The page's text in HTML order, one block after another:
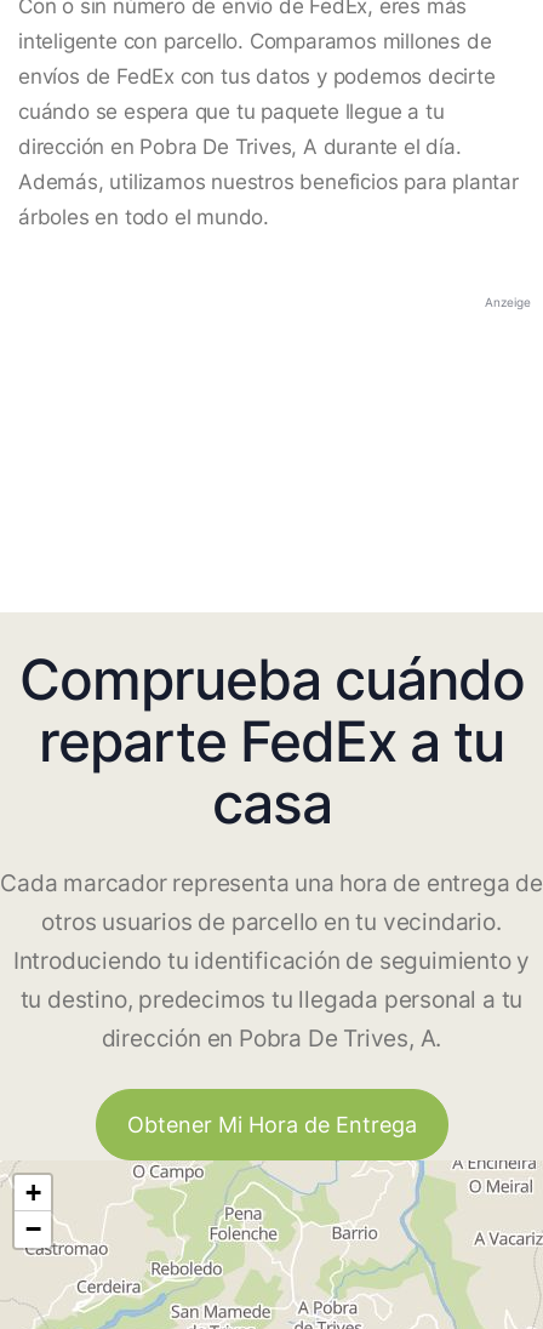
Con o sin número de envío de FedEx, eres más
inteligente con parcello. Comparamos millones de
envíos de FedEx con tus datos y podemos decirte
cuándo se espera que tu paquete llegue a tu
dirección en Pobra De Trives, A durante el día.
Además, utilizamos nuestros beneficios para plantar
árboles en todo el mundo.
Anzeige
Comprueba cuándo
reparte FedEx a tu
casa
Cada marcador representa una hora de entrega de
otros usuarios de parcello en tu vecindario.
Introduciendo tu identificación de seguimiento y
tu destino, predecimos tu llegada personal a tu
dirección en Pobra De Trives, A.
Obtener Mi Hora de Entrega
+
−